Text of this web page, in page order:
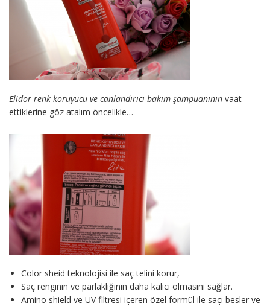
Elidor renk koruyucu ve canlandırıcı bakım şampuanının vaat
ettiklerine göz atalım öncelikle…
Color sheid teknolojisi ile saç telini korur,
Saç renginin ve parlaklığının daha kalıcı olmasını sağlar.
Amino shield ve UV filtresi içeren özel formül ile saçı besler ve